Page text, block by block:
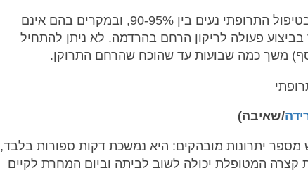
שיעורי ההצלחה בטיפול התרופתי נעים בין 90-95%, ובמקרים בהם אינם
בביצוע פעולה לריקון הרחם בהרדמה. לא ניתן להתחיל
משך כמה שבועות עד שהוכח שהרחם התרוקן.
/שאיבה)
מספר יתרונות מובהקים: היא נמשכת דקות ספורות בלבד,
קצרה המטופלת יכולה לשוב לביתה וביום המחרת לקיים